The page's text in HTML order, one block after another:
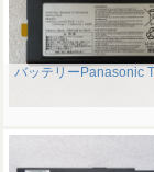
バッテリーPanasonic